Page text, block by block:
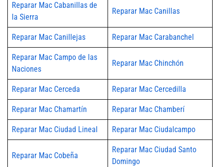
Reparar Mac Cabanillas de
la Sierra
Reparar Mac Canillas
Reparar Mac Canillejas Reparar Mac Carabanchel
Reparar Mac Campo de las
Naciones
Reparar Mac Chinchón
Reparar Mac Cerceda Reparar Mac Cercedilla
Reparar Mac Chamartín Reparar Mac Chamberí
Reparar Mac Ciudad Lineal Reparar Mac Ciudalcampo
Reparar Mac Cobeña
Reparar Mac Ciudad Santo
Domingo